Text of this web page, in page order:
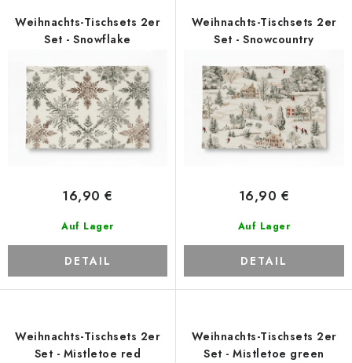
Geschäftsbedingungen
Wie verwenden wir Cookies
e
g
Weihnachts-Tischsets 2er
Set - Snowflake
Auf Lager
16,90 €
DETAIL
Weihnachts-Tischsets 2er
Set - Snowcountry
Auf Lager
16,90 €
DETAIL
Weihnachts-Tischsets 2er
Set - Mistletoe red
Weihnachts-Tischsets 2er
Set - Mistletoe green